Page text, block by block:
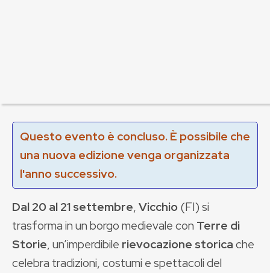
Questo evento è concluso. È possibile che
una nuova edizione venga organizzata
l'anno successivo.
Dal 20 al 21 settembre,Vicchio(FI) si
trasforma in un borgo medievale con Terre di
Storie, un’imperdibile rievocazione storicache
celebra tradizioni, costumi e spettacoli del